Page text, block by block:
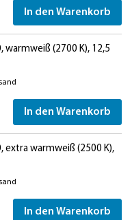
In den Warenkorb
warmweiß (2700 K), 12,5
In den Warenkorb
extra warmweiß (2500 K),
In den Warenkorb